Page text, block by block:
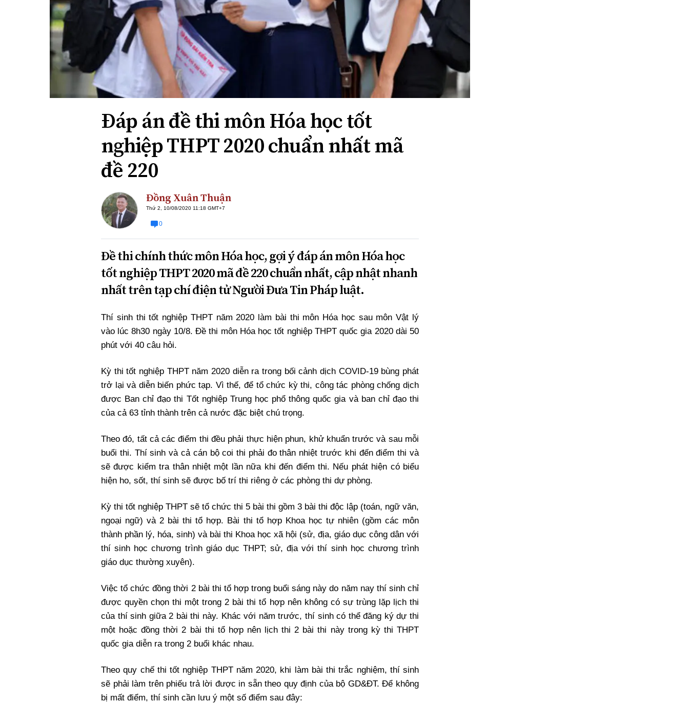
Xi nhan Trái Phải
Bạn đọc viết
Đáp án đề thi môn Hóa học tốt
nghiệp THPT 2020 chuẩn nhất mã
đề 220
Đồng Xuân Thuận
Thứ 2, 10/08/2020 11:18 GMT+7
0
Đề thi chính thức môn Hóa học, gợi ý đáp án môn Hóa học
tốt nghiệp THPT 2020 mã đề 220 chuẩn nhất, cập nhật nhanh
nhất trên tạp chí điện tử Người Đưa Tin Pháp luật.
Thí sinh thi tốt nghiệp THPT năm 2020 làm bài thi môn Hóa học sau môn Vật lý
vào lúc 8h30 ngày 10/8. Đề thi môn Hóa học tốt nghiệp THPT quốc gia 2020 dài 50
phút với 40 câu hỏi.
Kỳ thi tốt nghiệp THPT năm 2020 diễn ra trong bối cảnh dịch COVID-19 bùng phát
trở lại và diễn biến phức tạp. Vì thế, để tổ chức kỳ thi, công tác phòng chống dịch
được Ban chỉ đạo thi Tốt nghiệp Trung học phổ thông quốc gia và ban chỉ đạo thi
của cả 63 tỉnh thành trên cả nước đặc biệt chú trọng.
Theo đó, tất cả các điểm thi đều phải thực hiện phun, khử khuẩn trước và sau mỗi
buổi thi. Thí sinh và cả cán bộ coi thi phải đo thân nhiệt trước khi đến điểm thi và
sẽ được kiểm tra thân nhiệt một lần nữa khi đến điểm thi. Nếu phát hiện có biểu
hiện ho, sốt, thí sinh sẽ được bố trí thi riêng ở các phòng thi dự phòng.
Kỳ thi tốt nghiệp THPT sẽ tổ chức thi 5 bài thi gồm 3 bài thi độc lập (toán, ngữ văn,
ngoại ngữ) và 2 bài thi tổ hợp. Bài thi tổ hợp Khoa học tự nhiên (gồm các môn
thành phần lý, hóa, sinh) và bài thi Khoa học xã hội (sử, địa, giáo dục công dân với
thí sinh học chương trình giáo dục THPT; sử, địa với thí sinh học chương trình
giáo dục thường xuyên).
Việc tổ chức đồng thời 2 bài thi tổ hợp trong buổi sáng này do năm nay thí sinh chỉ
được quyền chọn thi một trong 2 bài thi tổ hợp nên không có sự trùng lặp lịch thi
của thí sinh giữa 2 bài thi này. Khác với năm trước, thí sinh có thể đăng ký dự thi
một hoặc đồng thời 2 bài thi tổ hợp nên lịch thi 2 bài thi này trong kỳ thi THPT
quốc gia diễn ra trong 2 buổi khác nhau.
Theo quy chế thi tốt nghiệp THPT năm 2020, khi làm bài thi trắc nghiệm, thí sinh
sẽ phải làm trên phiếu trả lời được in sẵn theo quy định của bộ GD&ĐT. Để không
bị mất điểm, thí sinh cần lưu ý một số điểm sau đây: